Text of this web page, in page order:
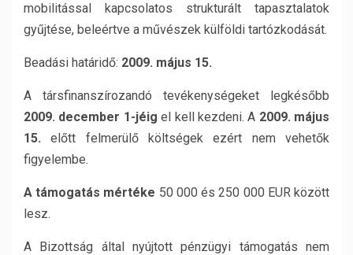
mobilitással kapcsolatos strukturált tapasztalatok
gyűjtése, beleértve a művészek külföldi tartózkodását.
Beadási határidő: 2009. május 15.
A társfinanszírozandó tevékenységeket legkésőbb
2009. december 1-jéig el kell kezdeni. A 2009. május
15.előtt felmerülő költségek ezért nem vehetők
figyelembe.
A támogatás mértéke 50 000 és 250 000 EUR között
lesz.
A Bizottság által nyújtott pénzügyi támogatás nem